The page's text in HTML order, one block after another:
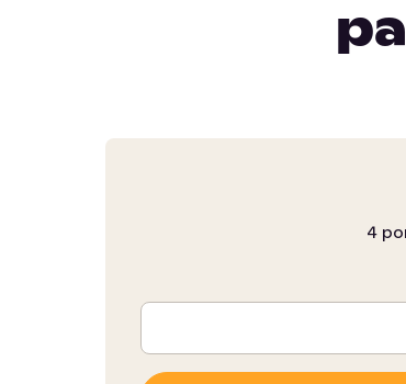
4